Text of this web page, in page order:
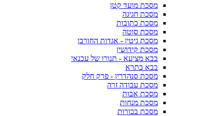
מסכת מועד קטן
מסכת חגיגה
מסכת כתובות
מסכת סוטה
מסכת גיטין - אגדות החורבן
מסכת קידושין
בבא מציעא - תנורו של עכנאי
בבא בתרא
מסכת סנהדרין - פרק חלק
מסכת עבודה זרה
מסכת אבות
מסכת מנחות
מסכת בכורות